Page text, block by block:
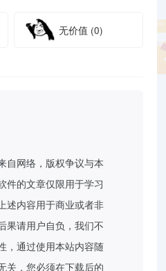
无价值 (0)
自网络，版权争议与本
件的文章仅限用于学习
述内容用于商业或者非
果请用户自负，我们不
，通过使用本站内容随
关，您必须在下载后的